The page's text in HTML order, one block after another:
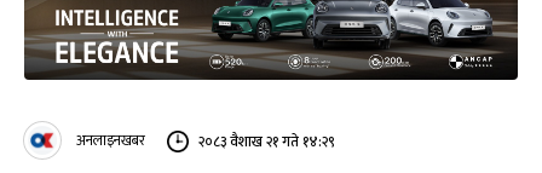
अनलाइनखबर २०८३ वैशाख २१ गते १४:२९